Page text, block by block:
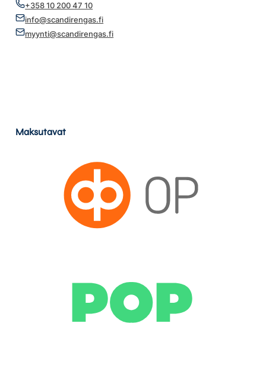
+358 10 200 47 10
info@scandirengas.fi
myynti@scandirengas.fi
Maksutavat